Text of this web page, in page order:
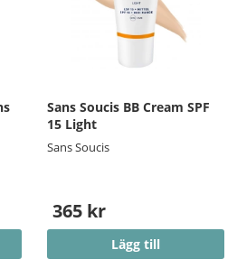
Sans Soucis BB Cream SPF
15 Light
Sans Soucis
365 kr
Lägg till